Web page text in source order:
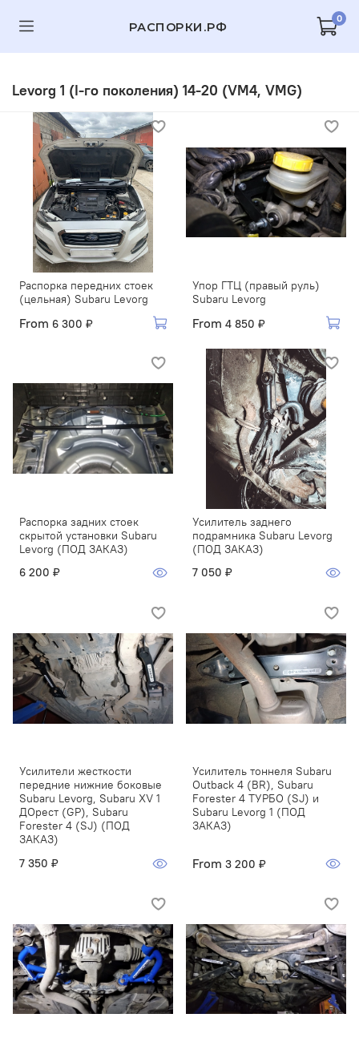
РАСПОРКИ.РФ
0
Levorg 1 (I-го поколения) 14-20 (VM4, VMG)
Распорка передних стоек
(цельная) Subaru Levorg
From 6 300 ₽
Упор ГТЦ (правый руль)
Subaru Levorg
From 4 850 ₽
Распорка задних стоек
скрытой установки Subaru
Levorg (ПОД ЗАКАЗ)
6 200 ₽
Усилитель заднего
подрамника Subaru Levorg
(ПОД ЗАКАЗ)
7 050 ₽
Усилители жесткости
передние нижние боковые
Subaru Levorg, Subaru XV 1
ДОрест (GP), Subaru
Forester 4 (SJ) (ПОД
ЗАКАЗ)
7 350 ₽
Усилитель тоннеля Subaru
Outback 4 (BR), Subaru
Forester 4 ТУРБО (SJ) и
Subaru Levorg 1 (ПОД
ЗАКАЗ)
From 3 200 ₽